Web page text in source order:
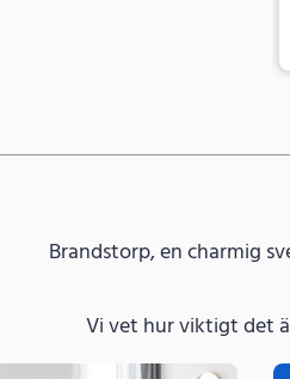
Brandstorp, en charmig
Vi vet hur viktigt det